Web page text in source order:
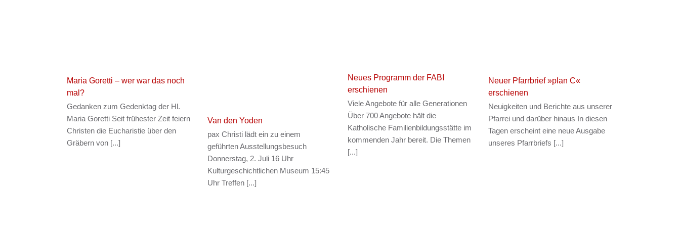
Maria Goretti – wer war das noch
mal?
Gedanken zum Gedenktag der Hl.
Maria Goretti Seit frühester Zeit feiern
Christen die Eucharistie über den
Gräbern von [...]
Van den Yoden
pax Christi lädt ein zu einem
geführten Ausstellungsbesuch
Donnerstag, 2. Juli 16 Uhr
Kulturgeschichtlichen Museum 15:45
Uhr Treffen [...]
Neues Programm der FABI
erschienen
Viele Angebote für alle Generationen
Über 700 Angebote hält die
Katholische Familienbildungsstätte im
kommenden Jahr bereit. Die Themen
[...]
Neuer Pfarrbrief »plan C«
erschienen
Neuigkeiten und Berichte aus unserer
Pfarrei und darüber hinaus In diesen
Tagen erscheint eine neue Ausgabe
unseres Pfarrbriefs [...]